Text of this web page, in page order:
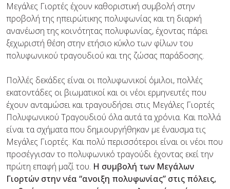
Μεγάλες Γιορτές έχουν καθοριστική συμβολή στην
προβολή της ηπειρώτικης πολυφωνίας και τη διαρκή
ανανέωση της κοινότητας πολυφωνίας, έχοντας πάρει
ξεχωριστή θέση στην ετήσιο κύκλο των φίλων του
πολυφωνικού τραγουδιού και της ζώσας παράδοσης.
Πολλές δεκάδες είναι οι πολυφωνικοί όμιλοι, πολλές
εκατοντάδες οι βιωματικοί και οι νέοι ερμηνευτές που
έχουν ανταμώσει και τραγουδήσει στις Μεγάλες Γιορτές
Πολυφωνικού Τραγουδιού όλα αυτά τα χρόνια. Και πολλά
είναι τα σχήματα που δημιουργήθηκαν με έναυσμα τις
Μεγάλες Γιορτές. Και πολύ περισσότεροι είναι οι νέοι που
προσέγγισαν το πολυφωνικό τραγούδι έχοντας εκεί την
πρώτη επαφή μαζί του. Η συμβολή των Μεγάλων
Γιορτών στην νέα “ανοιξη πολυφωνίας” στις πόλεις,